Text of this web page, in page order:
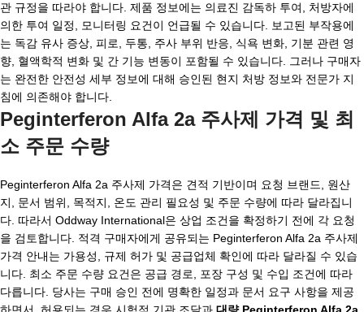
관 규정을 따라야 합니다. 제품 정보에는 의료진 감독하 투여, 처방자에
의한 투여 일정, 모니터링 요건이 언급될 수 있습니다. 보고된 부작용에
는 독감 유사 증상, 피로, 두통, 주사 부위 반응, 식욕 변화, 기분 관련 영
향, 혈액학적 변화 및 간 기능 변동이 포함될 수 있습니다. 그러나 구매자
는 완전한 안전성 세부 정보에 대해 승인된 현지 처방 정보와 전문가 지
침에 의존해야 합니다.
Peginterferon Alfa 2a 주사제 가격 및 최
소 주문 수량
Peginterferon Alfa 2a 주사제 가격은 견적 기반이며 요청 브랜드, 원산
지, 문서 범위, 목적지, 온도 관리 필요성 및 주문 수량에 따라 달라집니
다. 따라서 Oddway International은 상업 조건을 확정하기 전에 각 요청
을 검토합니다. 적격 구매자에게 공유되는 Peginterferon Alfa 2a 주사제
가격 안내는 가용성, 규제 허가 및 공급업체 확인에 따라 달라질 수 있습
니다. 최소 주문 수량 요건은 공급 경로, 포장 구성 및 수입 조건에 따라
다릅니다. 당사는 구매 승인 전에 명확한 일정과 문서 요구 사항을 제공